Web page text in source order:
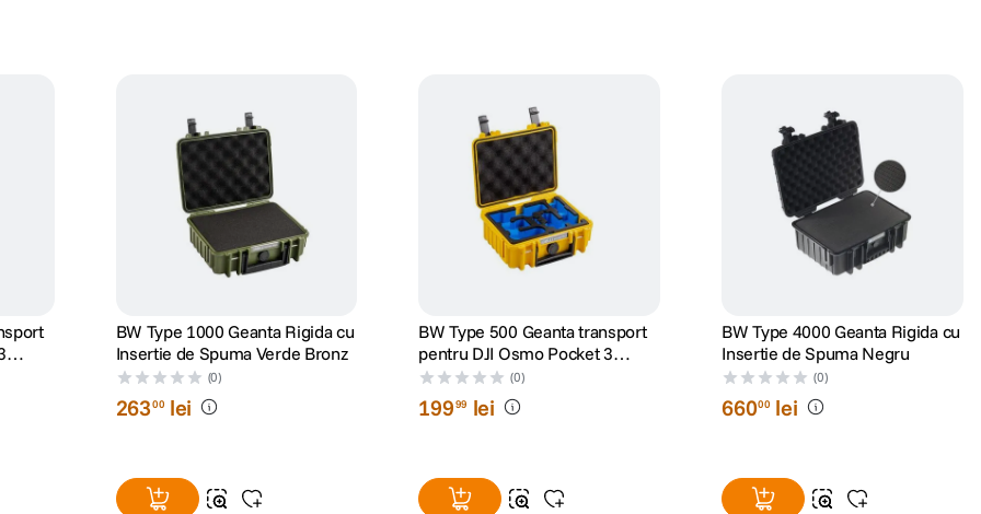
BW Type 1000 Geanta Rigida cu
Insertie de Spuma Verde Bronz
(0)
26300 lei
BW Type 500 Geanta transport
pentru DJI Osmo Pocket 3
Creator Combo Galben
(0)
19999 lei
BW Type 4000 Geanta Rigida cu
Insertie de Spuma Negru
(0)
66000 lei